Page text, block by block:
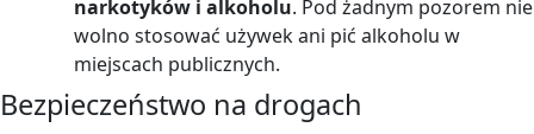
narkotyków i alkoholu. Pod żadnym pozorem nie
wolno stosować używek ani pić alkoholu w
miejscach publicznych.
Bezpieczeństwo na drogach